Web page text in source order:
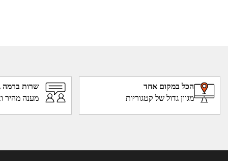
הכל במקום אחד
מגוון גדול של קטגוריות
שרות ברמה
מענה מהיר